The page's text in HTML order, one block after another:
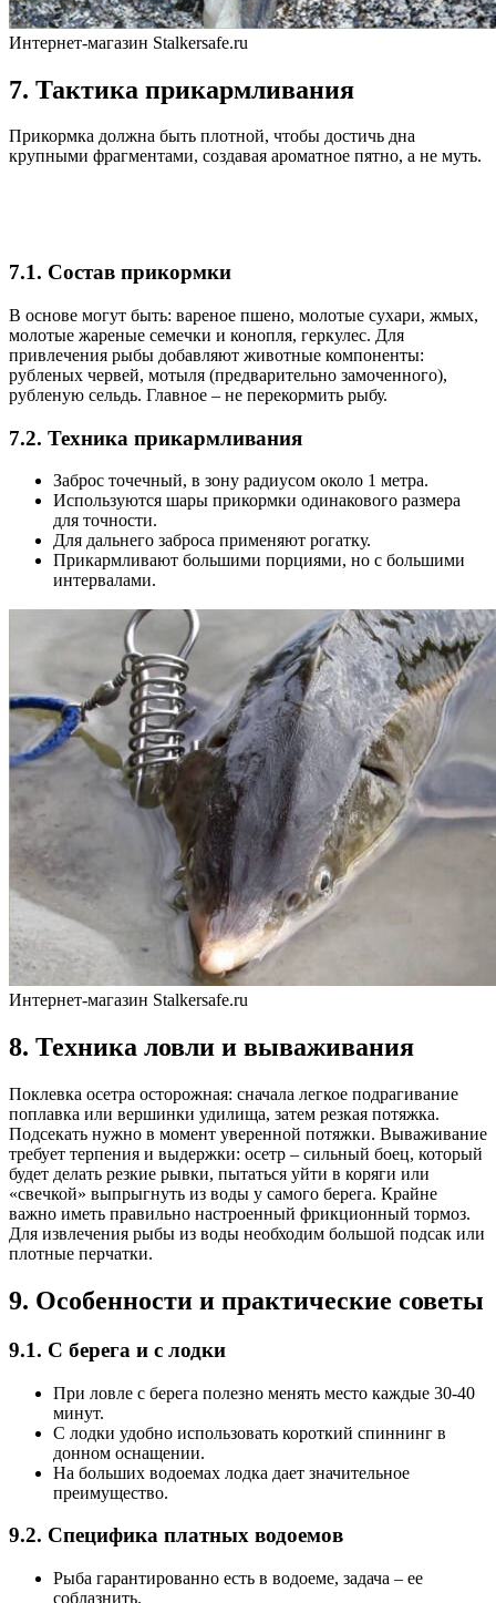
Интернет-магазин Stalkersafe.ru
7. Тактика прикармливания
Прикормка должна быть плотной, чтобы достичь дна
крупными фрагментами, создавая ароматное пятно, а не муть.
7.1. Состав прикормки
В основе могут быть: вареное пшено, молотые сухари, жмых,
молотые жареные семечки и конопля, геркулес. Для
привлечения рыбы добавляют животные компоненты:
рубленых червей, мотыля (предварительно замоченного),
рубленую сельдь. Главное – не перекормить рыбу.
7.2. Техника прикармливания
Заброс точечный, в зону радиусом около 1 метра.
Используются шары прикормки одинакового размера
для точности.
Для дальнего заброса применяют рогатку.
Прикармливают большими порциями, но с большими
интервалами.
Интернет-магазин Stalkersafe.ru
8. Техника ловли и вываживания
Поклевка осетра осторожная: сначала легкое подрагивание
поплавка или вершинки удилища, затем резкая потяжка.
Подсекать нужно в момент уверенной потяжки. Вываживание
требует терпения и выдержки: осетр – сильный боец, который
будет делать резкие рывки, пытаться уйти в коряги или
«свечкой» выпрыгнуть из воды у самого берега. Крайне
важно иметь правильно настроенный фрикционный тормоз.
Для извлечения рыбы из воды необходим большой подсак или
плотные перчатки.
9. Особенности и практические советы
9.1. С берега и с лодки
При ловле с берега полезно менять место каждые 30-40
минут.
С лодки удобно использовать короткий спиннинг в
донном оснащении.
На больших водоемах лодка дает значительное
преимущество.
9.2. Специфика платных водоемов
Рыба гарантированно есть в водоеме, задача – ее
соблазнить.